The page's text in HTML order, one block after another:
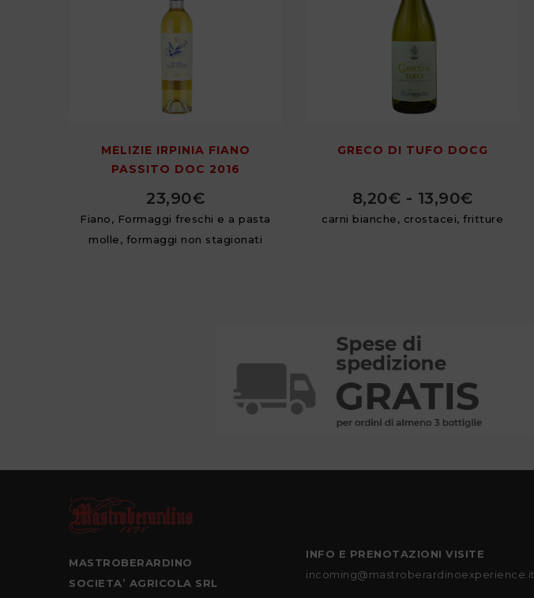
MELIZIE IRPINIA FIANO
PASSITO DOC 2016
23,90€
Fiano, Formaggi freschi e a pasta
molle, formaggi non stagionati
GRECO DI TUFO DOCG
8,20€ - 13,90€
carni bianche, crostacei, fritture
MASTROBERARDINO
SOCIETA’ AGRICOLA SRL
INFO E PRENOTAZIONI VISITE
incoming@mastroberardinoexperience.it